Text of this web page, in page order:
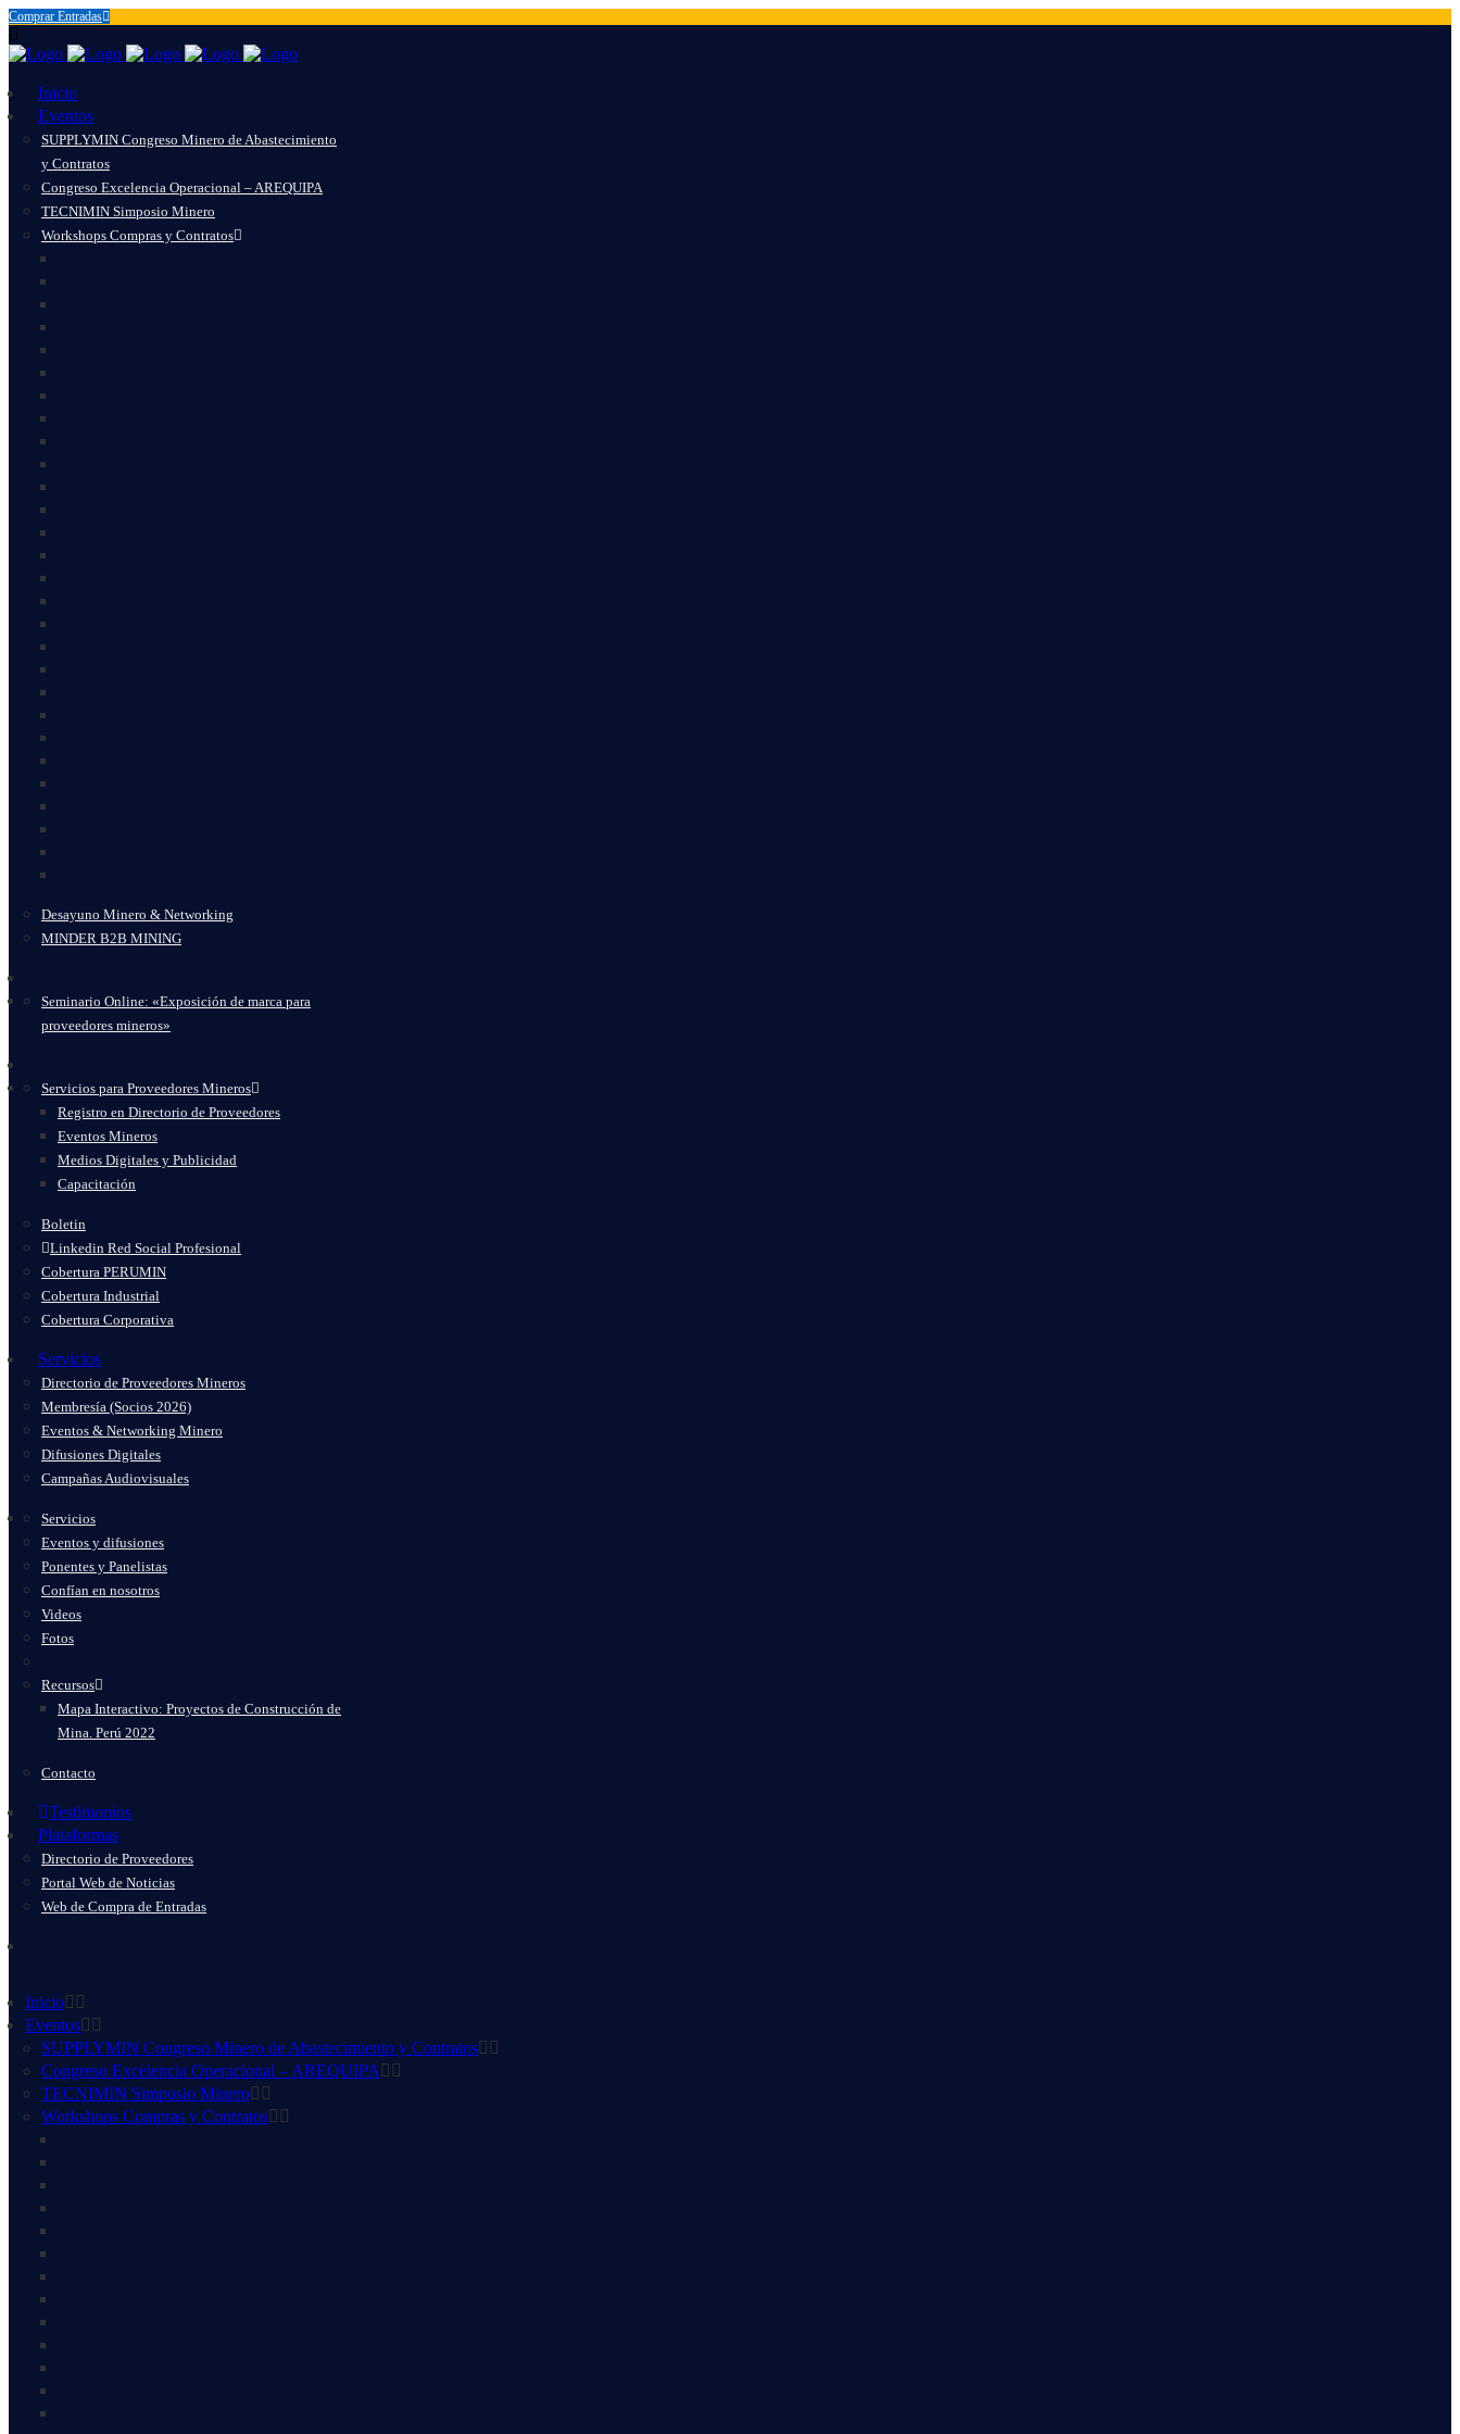
Comprar Entradas
Inicio
Eventos
SUPPLYMIN Congreso Minero de Abastecimiento
y Contratos
Congreso Excelencia Operacional – AREQUIPA
TECNIMIN Simposio Minero
Workshops Compras y Contratos
Desayuno Minero & Networking
MINDER B2B MINING
Seminario Online: «Exposición de marca para
proveedores mineros»
Servicios para Proveedores Mineros
Registro en Directorio de Proveedores
Eventos Mineros
Medios Digitales y Publicidad
Capacitación
Boletin
Linkedin Red Social Profesional
Cobertura PERUMIN
Cobertura Industrial
Cobertura Corporativa
Servicios
Directorio de Proveedores Mineros
Membresía (Socios 2026)
Eventos & Networking Minero
Difusiones Digitales
Campañas Audiovisuales
Servicios
Eventos y difusiones
Ponentes y Panelistas
Confían en nosotros
Videos
Fotos
Recursos
Mapa Interactivo: Proyectos de Construcción de
Mina. Perú 2022
Contacto
Testimonios
Plataformas
Directorio de Proveedores
Portal Web de Noticias
Web de Compra de Entradas
Inicio
Eventos
SUPPLYMIN Congreso Minero de Abastecimiento y Contratos
Congreso Excelencia Operacional – AREQUIPA
TECNIMIN Simposio Minero
Workshops Compras y Contratos